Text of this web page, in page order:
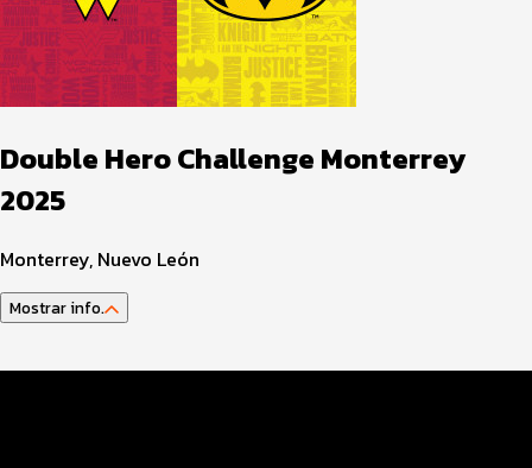
Double Hero Challenge Monterrey
2025
Monterrey, Nuevo León
Mostrar info.